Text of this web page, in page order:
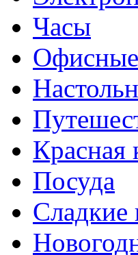
Часы
Красная
Посуда
Сладкие